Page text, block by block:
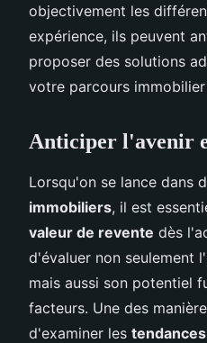
objectivement les
expérience, ils peuvent
proposer des solutions
votre parcours
Anticiper l'avenir
Lorsqu'on se lance dans
immobiliers, il est
valeur de revente dès
d'évaluer non seulement
mais aussi son potentiel
facteurs. Une des
d'examiner les